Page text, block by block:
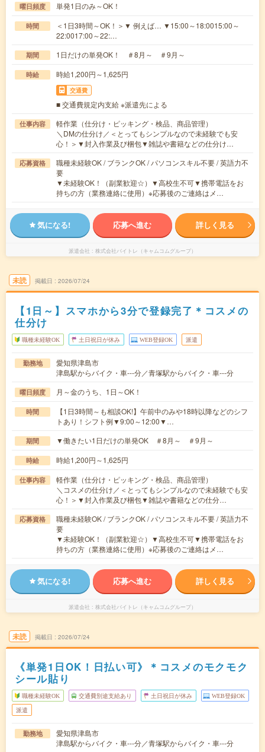
曜日頻度 単発1日のみ～OK！
時間
＜1日3時間～OK！＞▼ 例えば… ▼15:00～18:0015:00～
22:0017:00～22:…
期間 1日だけの単発OK！ ＃8月～ ＃9月～
時給 時給1,200円～1,625円
交通費
■ 交通費規定内支給 ※派遣先による
仕事内容
軽作業（仕分け・ピッキング・検品、商品管理）
＼DMの仕分け／＜とってもシンプルなので未経験でも安
心！＞▼封入作業及び梱包▼雑誌や書籍などの仕分け…
応募資格
職種未経験OK / ブランクOK / パソコンスキル不要 / 英語力不
要
▼未経験OK！（副業歓迎☆）▼高校生不可▼携帯電話をお
持ちの方（業務連絡に使用）※応募後のご連絡はメ…
気になる! 応募へ進む 詳しく見る
派遣会社 株式会社バイトレ（キャムコムグループ）
未読 掲載日 2026/07/24
【1日～】スマホから3分で登録完了＊コスメの
仕分け
職種未経験OK 土日祝日が休み WEB登録OK 派遣
勤務地
愛知県津島市
津島駅からバイク・車---分／青塚駅からバイク・車---分
曜日頻度 月～金のうち、1日～OK！
時間
【1日3時間～も相談OK!】午前中のみや18時以降などのシフ
トあり！シフト例▼9:00～12:00▼…
期間 ▼働きたい1日だけの単発OK ＃8月～ ＃9月～
時給 時給1,200円～1,625円
仕事内容
軽作業（仕分け・ピッキング・検品、商品管理）
＼コスメの仕分け／＜とってもシンプルなので未経験でも安
心！＞▼封入作業及び梱包▼雑誌や書籍などの仕分…
応募資格
職種未経験OK / ブランクOK / パソコンスキル不要 / 英語力不
要
▼未経験OK！（副業歓迎☆）▼高校生不可▼携帯電話をお
持ちの方（業務連絡に使用）※応募後のご連絡はメ…
気になる! 応募へ進む 詳しく見る
派遣会社 株式会社バイトレ（キャムコムグループ）
未読 掲載日 2026/07/24
《単発1日OK！日払い可》＊コスメのモクモク
シール貼り
職種未経験OK 交通費別途支給あり 土日祝日が休み WEB登録OK
派遣
勤務地
愛知県津島市
津島駅からバイク・車---分／青塚駅からバイク・車---分